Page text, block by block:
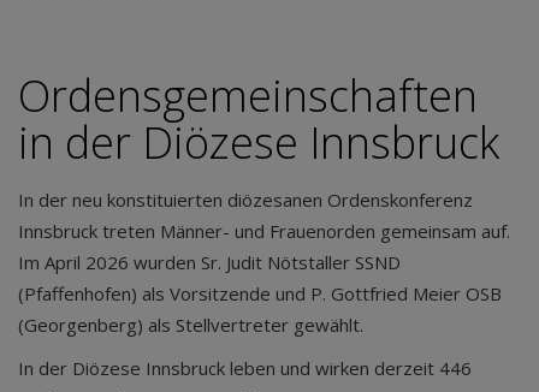
Ordensgemeinschaften
in der Diözese Innsbruck
In der neu konstituierten diözesanen Ordenskonferenz
Innsbruck treten Männer- und Frauenorden gemeinsam auf.
Im April 2026 wurden Sr. Judit Nötstaller SSND
(Pfaffenhofen) als Vorsitzende und P. Gottfried Meier OSB
(Georgenberg) als Stellvertreter gewählt.
In der Diözese Innsbruck leben und wirken derzeit 446